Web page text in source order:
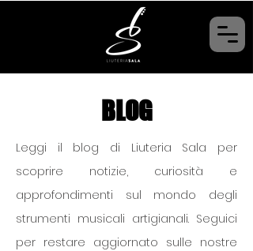
BLOG
Leggi il blog di Liuteria Sala per
scoprire notizie, curiosità e
approfondimenti sul mondo degli
strumenti musicali artigianali. Seguici
per restare aggiornato sulle nostre